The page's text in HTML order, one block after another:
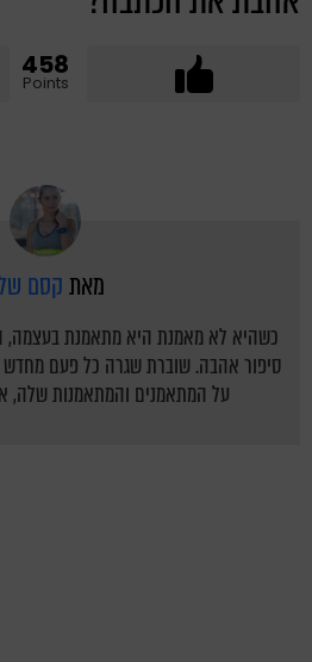
458
Points
מאתקסם
כשהיא לא מאמנת היא מתאמנת בעצמה,
סיפור אהבה. שוברת שגרה כל פעם מחדש
על המתאמנים והמתאמנות שלה,